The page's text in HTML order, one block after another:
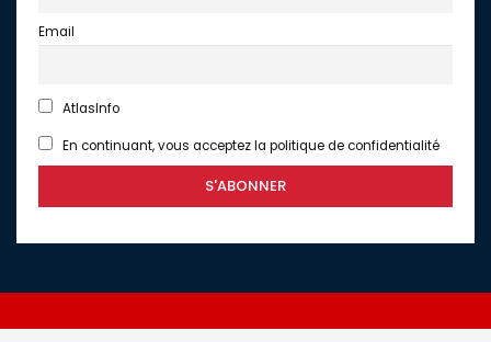
Email
AtlasInfo
En continuant, vous acceptez la politique de confidentialité